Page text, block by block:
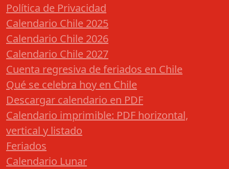
Política de Privacidad
Calendario Chile 2025
Calendario Chile 2026
Calendario Chile 2027
Cuenta regresiva de feriados en Chile
Qué se celebra hoy en Chile
Descargar calendario en PDF
Calendario imprimible: PDF horizontal,
vertical y listado
Feriados
Calendario Lunar